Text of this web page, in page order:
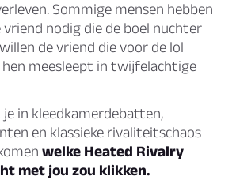
Sommige mensen hebben
vriend nodig die de boel nuchter
de vriend die voor de lol
meesleept in twijfelachtige
in kleedkamerdebatten,
en klassieke rivaliteitschaos
welke Heated Rivalry
met jou zou klikken.